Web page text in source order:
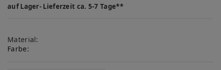
auf Lager- Lieferzeit ca. 5-7 Tage**
Material:
Farbe: